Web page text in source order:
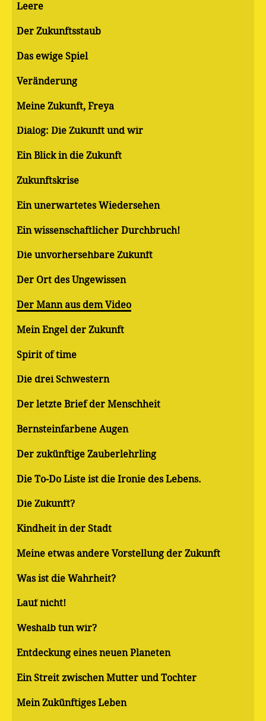
Leere
Der Zukunftsstaub
Das ewige Spiel
Veränderung
Meine Zukunft, Freya
Dialog: Die Zukunft und wir
Ein Blick in die Zukunft
Zukunftskrise
Ein unerwartetes Wiedersehen
Ein wissenschaftlicher Durchbruch!
Die unvorhersehbare Zukunft
Der Ort des Ungewissen
Der Mann aus dem Video
Mein Engel der Zukunft
Spirit of time
Die drei Schwestern
Der letzte Brief der Menschheit
Bernsteinfarbene Augen
Der zukünftige Zauberlehrling
Die To-Do Liste ist die Ironie des Lebens.
Die Zukunft?
Kindheit in der Stadt
Meine etwas andere Vorstellung der Zukunft
Was ist die Wahrheit?
Lauf nicht!
Weshalb tun wir?
Entdeckung eines neuen Planeten
Ein Streit zwischen Mutter und Tochter
Mein Zukünftiges Leben